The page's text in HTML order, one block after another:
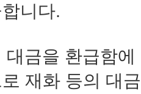
니다.
금을 환급함
재화 등의 대